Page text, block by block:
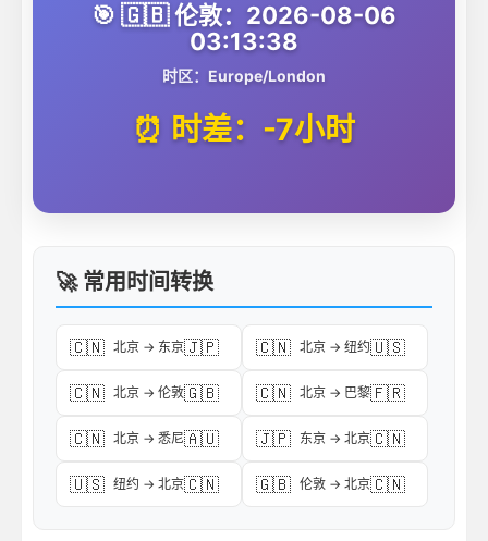
🎯 🇬🇧 伦敦：2026-08-06
03:13:38
时区：Europe/London
⏰ 时差：-7小时
🚀 常用时间转换
🇨🇳 北京 → 东京🇯🇵 🇨🇳 北京 → 纽约🇺🇸
🇨🇳 北京 → 伦敦🇬🇧 🇨🇳 北京 → 巴黎🇫🇷
🇨🇳 北京 → 悉尼🇦🇺 🇯🇵 东京 → 北京🇨🇳
🇺🇸 纽约 → 北京🇨🇳 🇬🇧 伦敦 → 北京🇨🇳